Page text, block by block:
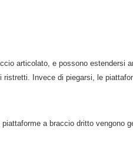
articolato, e possono estendersi
Invece di piegarsi, le
a braccio dritto vengono